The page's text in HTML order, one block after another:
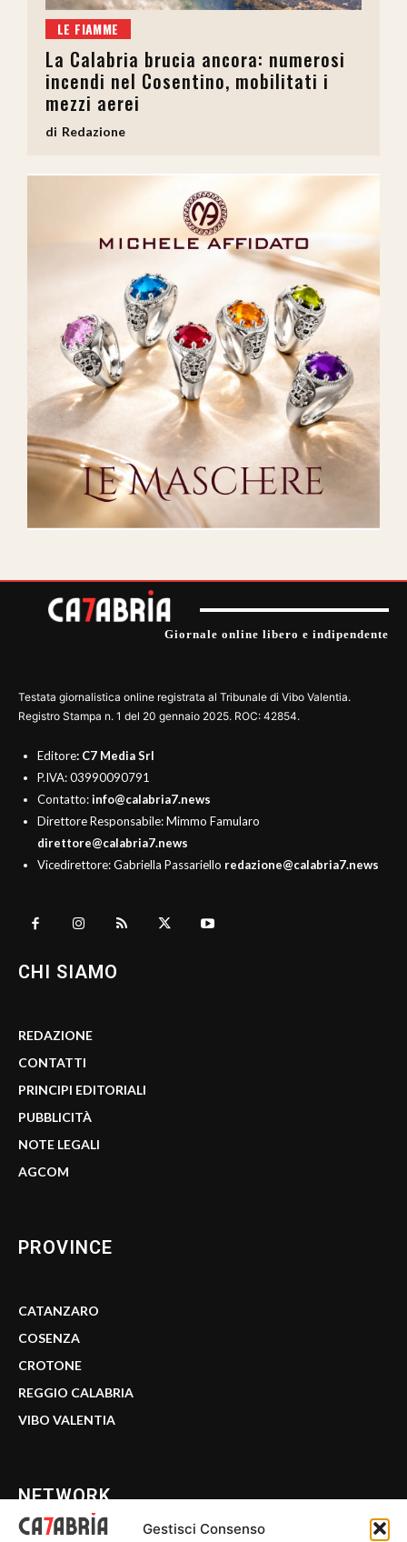
Gestisci Consenso
LE FIAMME
La Calabria brucia ancora: numerosi
incendi nel Cosentino, mobilitati i
mezzi aerei
Redazione
Giornale online libero e indipendente
Testata giornalistica online registrata al Tribunale di Vibo Valentia.
Registro Stampa n. 1 del 20 gennaio 2025. ROC: 42854.
Editore: C7 Media Srl
P.IVA: 03990090791
Contatto:info@calabria7.news
Direttore Responsabile: Mimmo Famularo
direttore@calabria7.news
Vicedirettore: Gabriella Passariello redazione@calabria7.news
CHI SIAMO
REDAZIONE
CONTATTI
PRINCIPI EDITORIALI
PUBBLICITÀ
NOTE LEGALI
AGCOM
PROVINCE
CATANZARO
COSENZA
CROTONE
REGGIO CALABRIA
VIBO VALENTIA
NETWORK